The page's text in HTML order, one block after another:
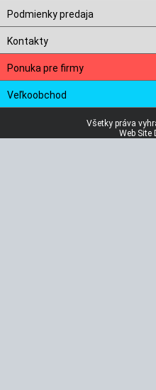
Podmienky predaja
Kontakty
Ponuka pre firmy
Veľkoobchod
Všetky práva
Web Site